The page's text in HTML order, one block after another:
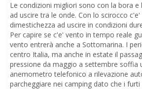
Le condizioni migliori sono con la bora
ad uscire tra le onde. Con lo scirocco
dimestichezza ad uscire in condizioni
Per capire se c'e' vento in tempo reale
vento entrerà anche a Sottomarina. I
centro Italia, ma anche in estate il
pressione da maggio a settembre soffia
anemometro telefonico a rilevazione
parcheggiare nei camping dato che i